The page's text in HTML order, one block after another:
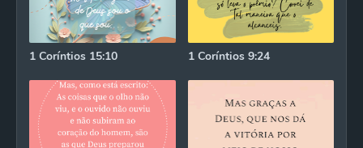
1 Coríntios 15:10 1 Coríntios 9:24